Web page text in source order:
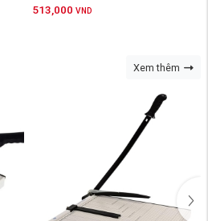
513,000 VND
Xem thêm